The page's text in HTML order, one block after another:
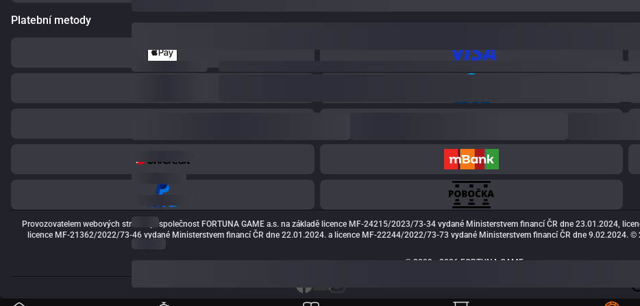
Platební metody
Provozovatelem webových stránek je společnost FORTUNA GAME a.s. na základě licence MF-24215/2023/73-34 vydané Ministerstvem financí ČR dne 23.01.2024,
licence MF-21362/2022/73-46 vydané Ministerstvem financí ČR dne 22.01.2024. a licence MF-22244/2022/73-73 vydané Ministerstvem financí ČR dne 9.02.2024. ©
© 2009 - 2026 FORTUNA GAME a.s.